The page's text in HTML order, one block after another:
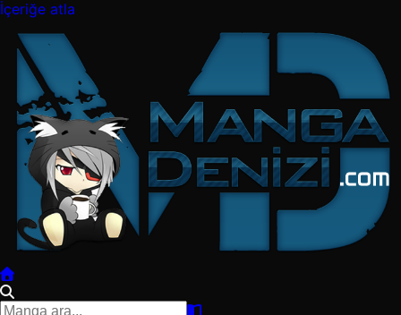
İçeriğe atla